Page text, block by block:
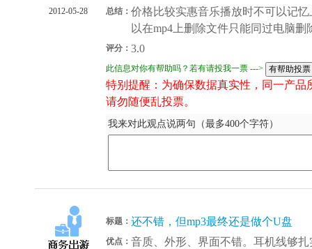
2012-05-28
总结： 价格比较实惠音乐播放时不可以记
以在mp4上删除文件只能同过电脑删
评分： 3.0
此信息对你有帮助吗？若有请投我一票 --->
特别提醒：为确保数据真实性，同一产
请勿随便乱投票。
我来对此观点说两句（最多400个字符）
标题： 还不错，但mp3最终还是做个U盘
优点： 音质、外形、界面不错。耳机线够